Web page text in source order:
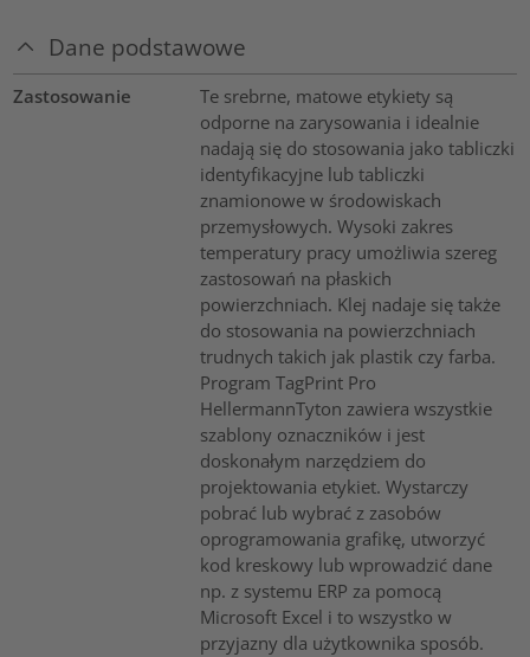
Dane podstawowe
Zastosowanie
Te srebrne, matowe etykiety są
odporne na zarysowania i idealnie
nadają się do stosowania jako tabliczki
identyfikacyjne lub tabliczki
znamionowe w środowiskach
przemysłowych. Wysoki zakres
temperatury pracy umożliwia szereg
zastosowań na płaskich
powierzchniach. Klej nadaje się także
do stosowania na powierzchniach
trudnych takich jak plastik czy farba.
Program TagPrint Pro
HellermannTyton zawiera wszystkie
szablony oznaczników i jest
doskonałym narzędziem do
projektowania etykiet. Wystarczy
pobrać lub wybrać z zasobów
oprogramowania grafikę, utworzyć
kod kreskowy lub wprowadzić dane
np. z systemu ERP za pomocą
Microsoft Excel i to wszystko w
przyjazny dla użytkownika sposób.